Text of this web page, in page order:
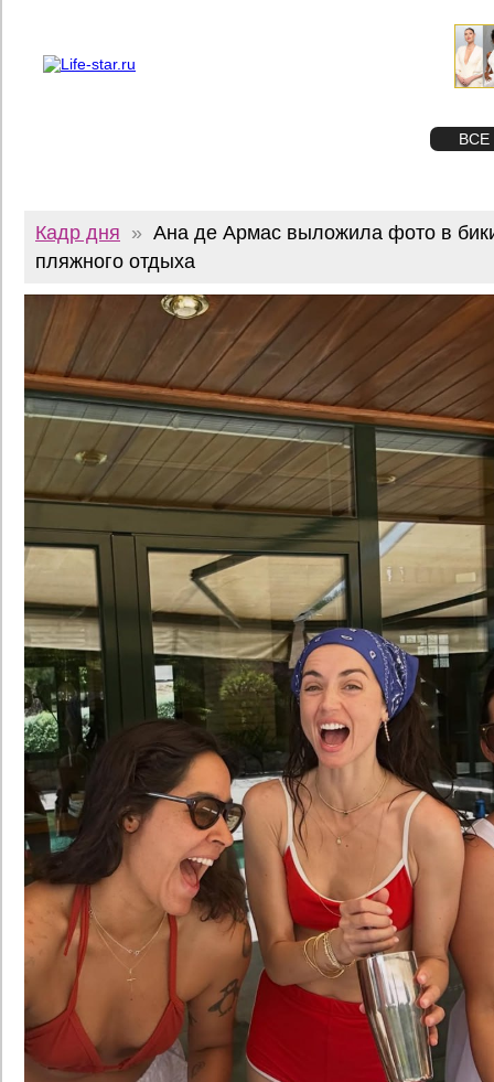
ВСЕ
Кадр дня » Ана де Армас выложила фото в
пляжного отдыха